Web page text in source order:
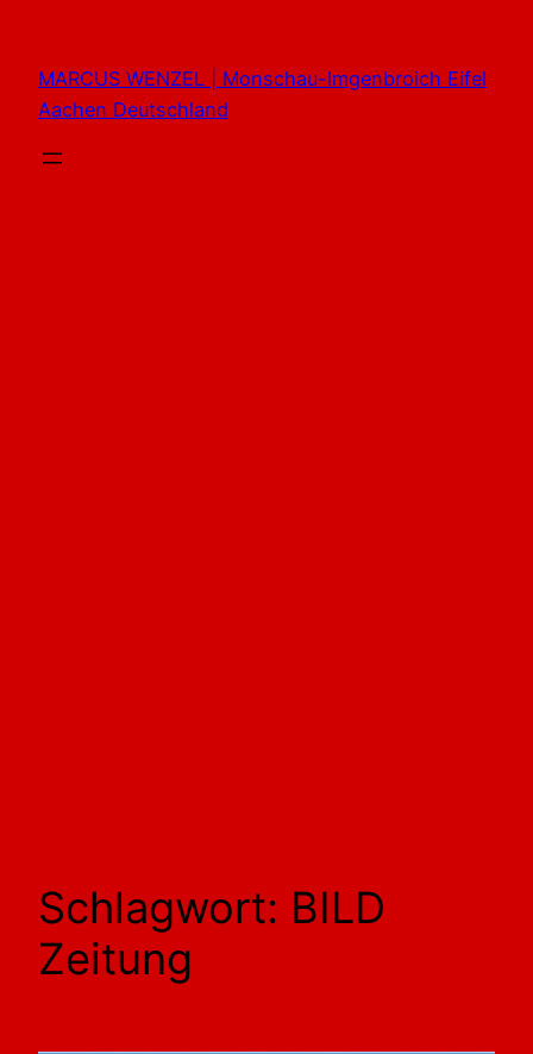
springen
MARCUS WENZEL | Monschau-Imgenbroich Eifel
Aachen Deutschland
Schlagwort: BILD
Zeitung